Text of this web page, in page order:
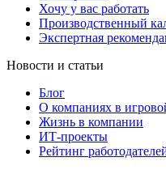
Хочу у вас работать
Производственный
Экспертная
Новости и статьи
Блог
О компаниях в
Жизнь в компании
ИТ-проекты
Рейтинг